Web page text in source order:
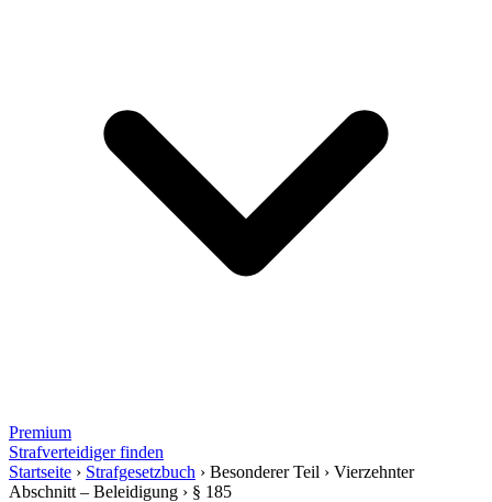
Premium
Strafverteidiger finden
Startseite › Strafgesetzbuch › Besonderer Teil › Vierzehnter
Abschnitt – Beleidigung › § 185